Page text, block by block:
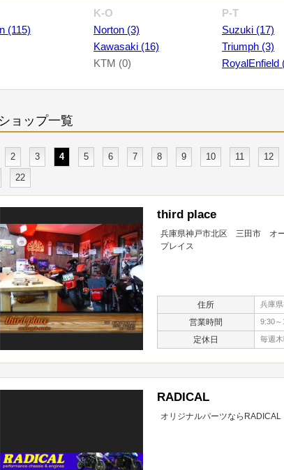
(115)
K-O
Norton (3)
Kawasaki (16)
KTM (0)
P-T
Suzuki (17)
Triumph (3)
RoyalEnfield
ショップ一覧
2 3 4 5 6 7 8 9 10 11 12
22
third place
兵庫県神戸市北区 三田市 オー
プレイス
住所 兵庫
営業時間 9:30～
定休日 毎週
RADICAL
オリジナルパーツならRADICAL